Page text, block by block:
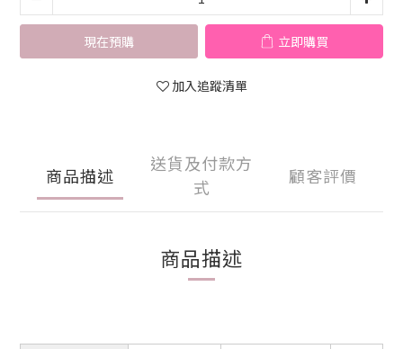
現在預購 立即購買
加入追蹤清單
商品描述
送貨及付款方
式
顧客評價
商品描述